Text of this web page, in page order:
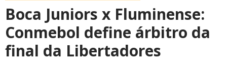
Boca Juniors x Fluminense:
Conmebol define árbitro da
final da Libertadores